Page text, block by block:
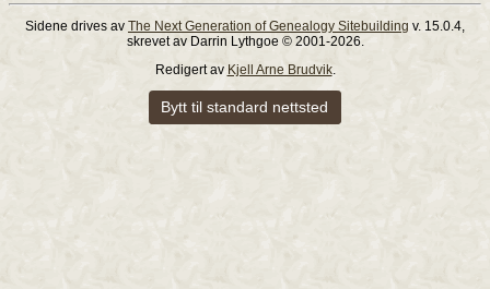
Sidene drives av The Next Generation of Genealogy Sitebuilding v. 15.0.4,
skrevet av Darrin Lythgoe © 2001-2026.
Redigert av Kjell Arne Brudvik.
Bytt til standard nettsted